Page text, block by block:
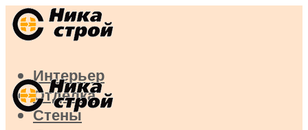
Интерьер
Отделка
Стены